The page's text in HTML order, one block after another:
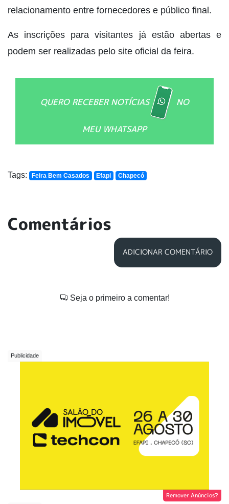
relacionamento entre fornecedores e público final.
As inscrições para visitantes já estão abertas e
podem ser realizadas pelo site oficial da feira.
QUERO RECEBER NOTÍCIAS NO
MEU WHATSAPP
Tags: Feira Bem Casados Efapi Chapecó
Comentários
ADICIONAR COMENTÁRIO
Seja o primeiro a comentar!
Remover Anúncios?